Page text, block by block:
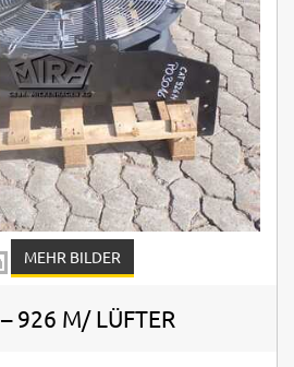
MEHR BILDER
– 926 M/ LÜFTER